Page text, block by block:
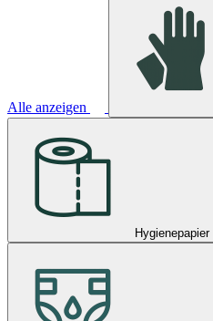
Alle anzeigen
Hygienepapier